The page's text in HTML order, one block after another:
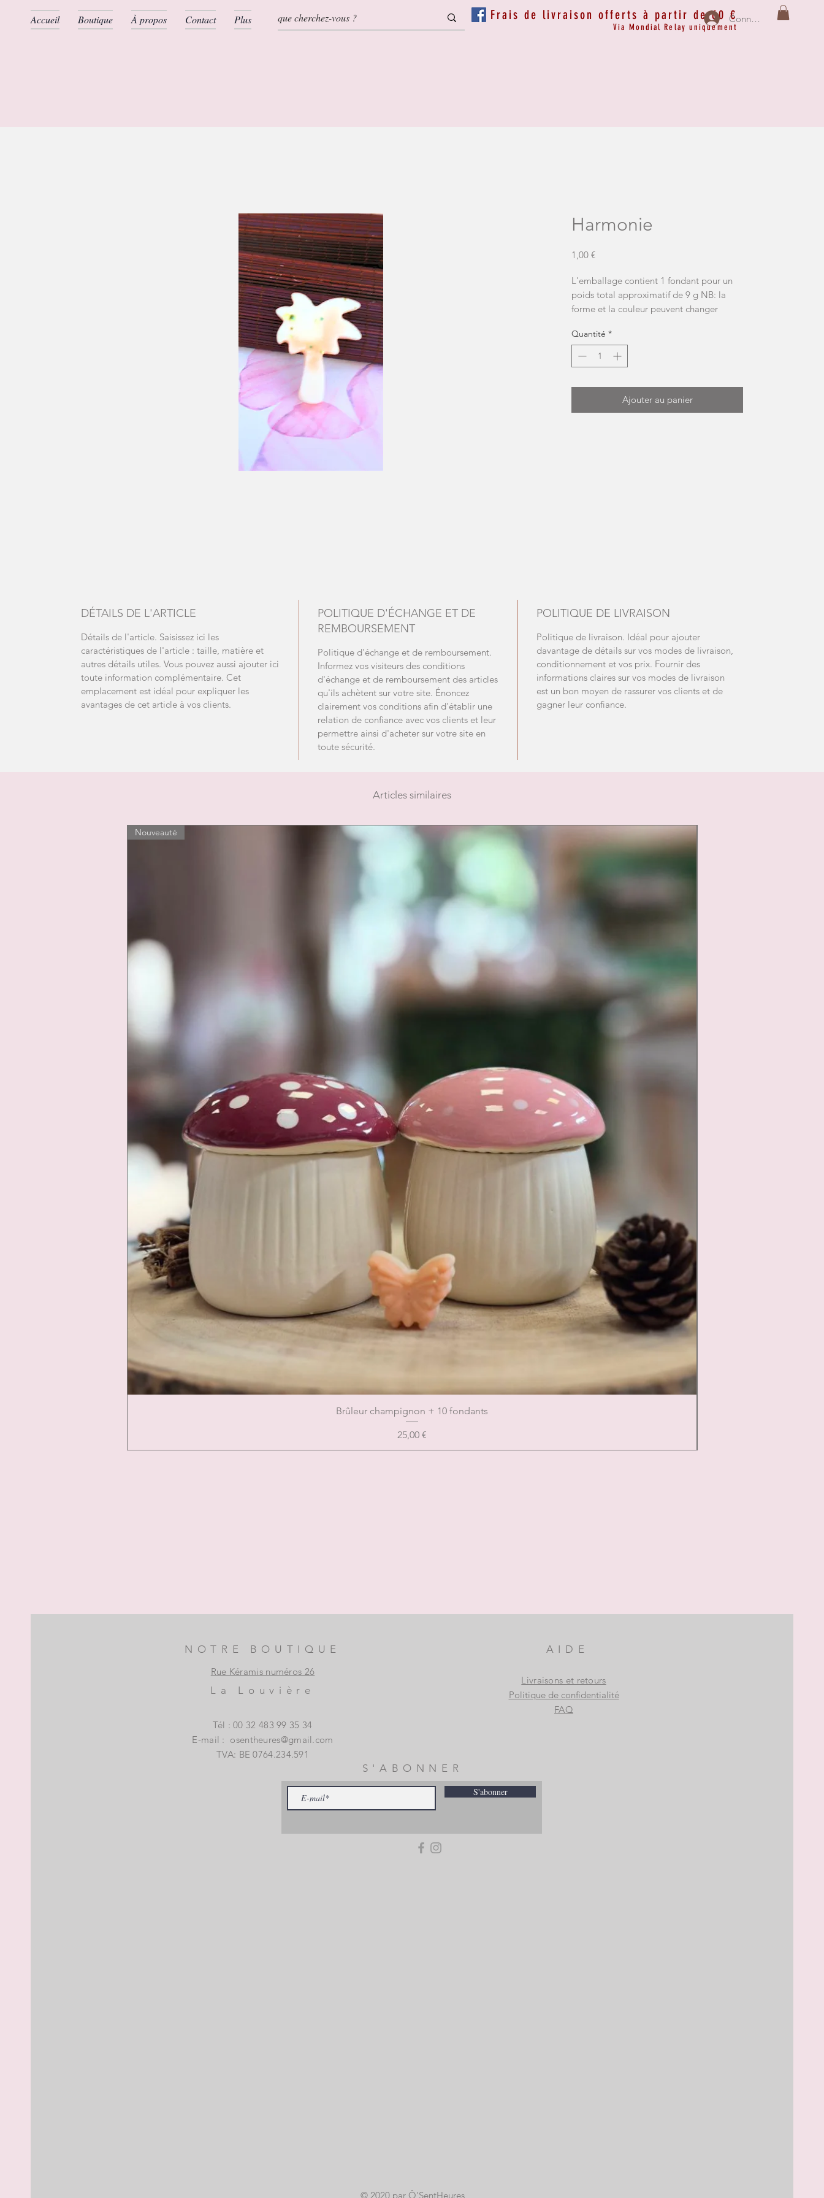
Accueil Boutique À propos Contact Plus Connexion
Frais de livraison offerts à partir de 60 €
Via Mondial Relay uniquement
Harmonie
1,00 €Prix
L'emballage contient 1 fondant pour un
poids total approximatif de 9 g NB: la
forme et la couleur peuvent changer
Quantité *
Ajouter au panier
DÉTAILS DE L'ARTICLE
Détails de l'article. Saisissez ici les
caractéristiques de l'article : taille, matière et
autres détails utiles. Vous pouvez aussi ajouter ici
toute information complémentaire. Cet
emplacement est idéal pour expliquer les
avantages de cet article à vos clients.
POLITIQUE D'ÉCHANGE ET DE
REMBOURSEMENT
Politique d'échange et de remboursement.
Informez vos visiteurs des conditions
d'échange et de remboursement des articles
qu'ils achètent sur votre site. Énoncez
clairement vos conditions afin d'établir une
relation de confiance avec vos clients et leur
permettre ainsi d'acheter sur votre site en
toute sécurité.
POLITIQUE DE LIVRAISON
Politique de livraison. Idéal pour ajouter
davantage de détails sur vos modes de livraison,
conditionnement et vos prix. Fournir des
informations claires sur vos modes de livraison
est un bon moyen de rassurer vos clients et de
gagner leur confiance.
Articles similaires
Nouveauté
Brûleur champignon + 10 fondants
Prix
25,00 €
NOTRE BOUTIQUE
Rue Kéramis numéros 26
La Louvière
Tél : 00 32 483 99 35 34
E-mail : osentheures@gmail.com
TVA: BE 0764.234.591
AIDE
Livraisons et retours
Politique de confidentialité
FAQ
S'ABONNER
S'abonner
© 2020 par Ô'SentHeures